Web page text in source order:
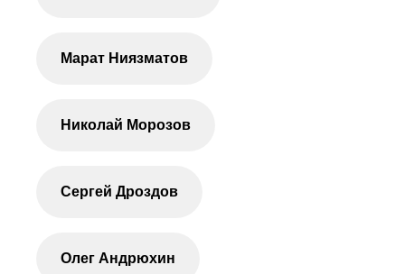
Марат Ниязматов
Николай Морозов
Сергей Дроздов
Олег Андрюхин